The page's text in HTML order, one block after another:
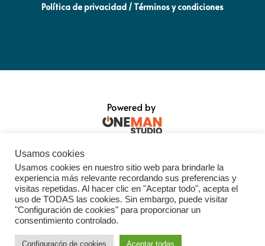
Política de privacidad / Términos y condiciones
Powered by
Usamos cookies
Usamos cookies en nuestro sitio web para brindarle la
experiencia más relevante recordando sus preferencias y
visitas repetidas. Al hacer clic en "Aceptar todo", acepta el
uso de TODAS las cookies. Sin embargo, puede visitar
"Configuración de cookies" para proporcionar un
consentimiento controlado.
Configuracón de cookies Aceptar todas